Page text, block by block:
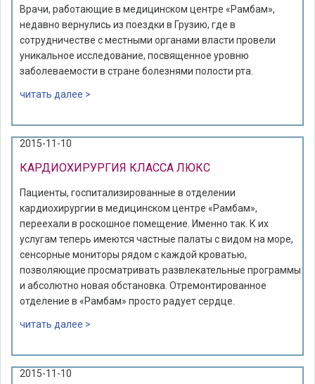
Врачи, работающие в медицинском центре «Рамбам»,
недавно вернулись из поездки в Грузию, где в
сотрудничестве с местными органами власти провели
уникальное исследование, посвященное уровню
заболеваемости в стране болезнями полости рта.
читать далее >
2015-11-10
КАРДИОХИРУРГИЯ КЛАССА ЛЮКС
Пациенты, госпитализированные в отделении
кардиохирургии в медицинском центре «Рамбам»,
переехали в роскошное помещение. Именно так. К их
услугам теперь имеются частные палаты с видом на море,
сенсорные мониторы рядом с каждой кроватью,
позволяющие просматривать развлекательные программы
и абсолютно новая обстановка. Отремонтированное
отделение в «Рамбам» просто радует сердце.
читать далее >
2015-11-10